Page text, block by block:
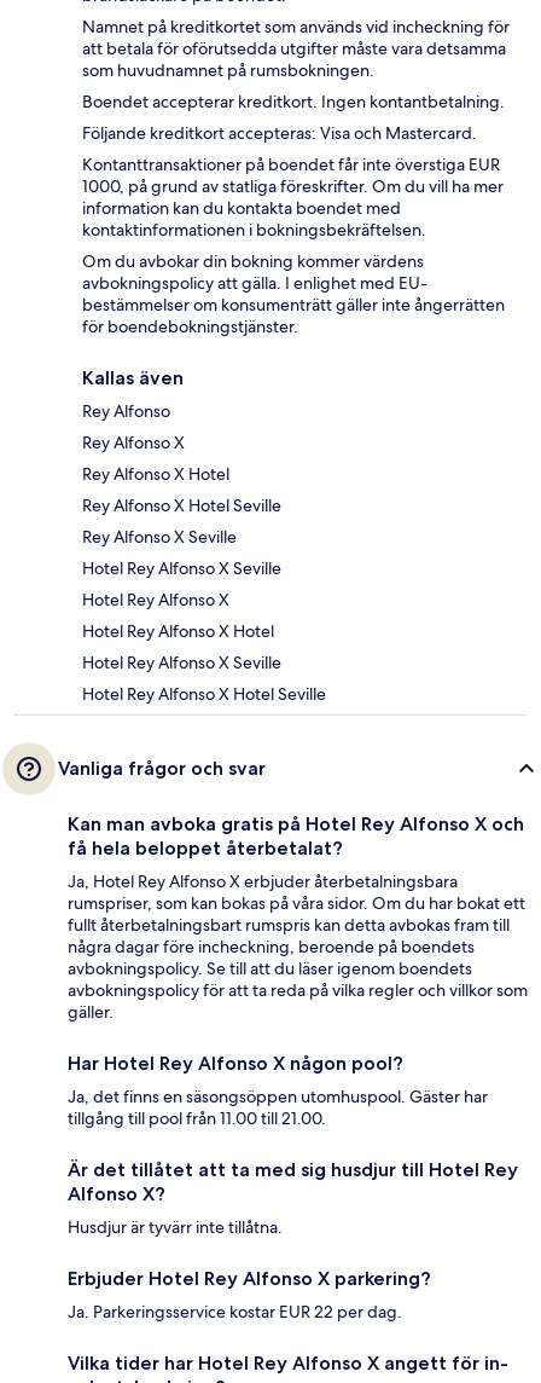
Namnet på kreditkortet som används vid incheckning för
att betala för oförutsedda utgifter måste vara detsamma
som huvudnamnet på rumsbokningen.
Boendet accepterar kreditkort. Ingen kontantbetalning.
Följande kreditkort accepteras: Visa och Mastercard.
Kontanttransaktioner på boendet får inte överstiga EUR
1000, på grund av statliga föreskrifter. Om du vill ha mer
information kan du kontakta boendet med
kontaktinformationen i bokningsbekräftelsen.
Om du avbokar din bokning kommer värdens
avbokningspolicy att gälla. I enlighet med EU-
bestämmelser om konsumenträtt gäller inte ångerrätten
för boendebokningstjänster.
Kallas även
Rey Alfonso
Rey Alfonso X
Rey Alfonso X Hotel
Rey Alfonso X Hotel Seville
Rey Alfonso X Seville
Hotel Rey Alfonso X Seville
Hotel Rey Alfonso X
Hotel Rey Alfonso X Hotel
Hotel Rey Alfonso X Seville
Hotel Rey Alfonso X Hotel Seville
Vanliga frågor och svar
Kan man avboka gratis på Hotel Rey Alfonso X och
få hela beloppet återbetalat?
Ja, Hotel Rey Alfonso X erbjuder återbetalningsbara
rumspriser, som kan bokas på våra sidor. Om du har bokat ett
fullt återbetalningsbart rumspris kan detta avbokas fram till
några dagar före incheckning, beroende på boendets
avbokningspolicy. Se till att du läser igenom boendets
avbokningspolicy för att ta reda på vilka regler och villkor som
gäller.
Har Hotel Rey Alfonso X någon pool?
Ja, det finns en säsongsöppen utomhuspool. Gäster har
tillgång till pool från 11.00 till 21.00.
Är det tillåtet att ta med sig husdjur till Hotel Rey
Alfonso X?
Husdjur är tyvärr inte tillåtna.
Erbjuder Hotel Rey Alfonso X parkering?
Ja. Parkeringsservice kostar EUR 22 per dag.
Vilka tider har Hotel Rey Alfonso X angett för in-